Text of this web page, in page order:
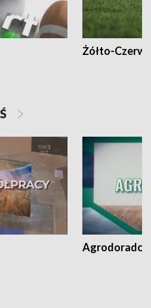
Żółto-
Agrodoradcy